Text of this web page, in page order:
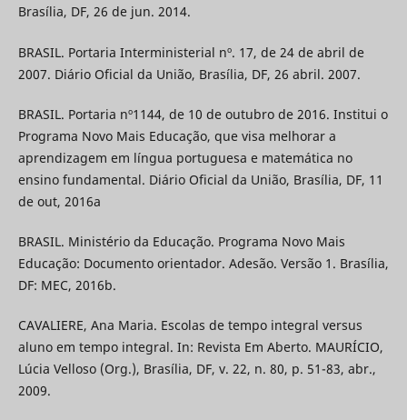
Brasília, DF, 26 de jun. 2014.
BRASIL. Portaria Interministerial nº. 17, de 24 de abril de
2007. Diário Oficial da União, Brasília, DF, 26 abril. 2007.
BRASIL. Portaria nº1144, de 10 de outubro de 2016. Institui o
Programa Novo Mais Educação, que visa melhorar a
aprendizagem em língua portuguesa e matemática no
ensino fundamental. Diário Oficial da União, Brasília, DF, 11
de out, 2016a
BRASIL. Ministério da Educação. Programa Novo Mais
Educação: Documento orientador. Adesão. Versão 1. Brasília,
DF: MEC, 2016b.
CAVALIERE, Ana Maria. Escolas de tempo integral versus
aluno em tempo integral. In: Revista Em Aberto. MAURÍCIO,
Lúcia Velloso (Org.), Brasília, DF, v. 22, n. 80, p. 51-83, abr.,
2009.